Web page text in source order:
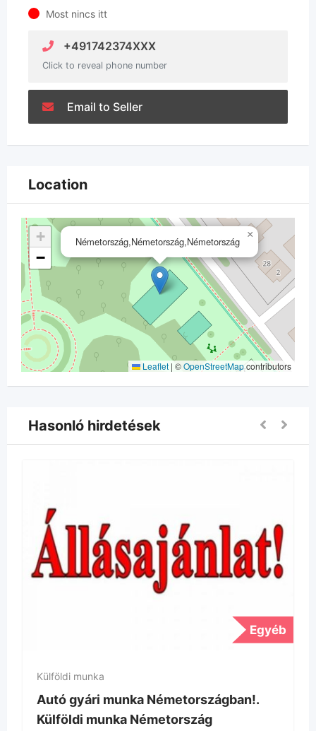
Most nincs itt
+491742374XXX
Click to reveal phone number
Email to Seller
Location
Németország,Németország,Németország
×
+
−
Leaflet | ©OpenStreetMapcontributors
Hasonló hirdetések
Egyéb
Külföldi munka
Autó gyári munka Németországban!.
Külföldi munka Németország